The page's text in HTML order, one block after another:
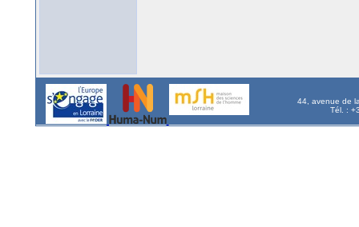
44, avenue de
Tél. :